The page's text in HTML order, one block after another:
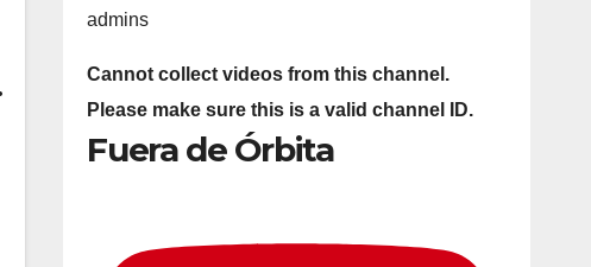
admins
Cannot collect videos from this channel.
Please make sure this is a valid channel ID.
Fuera de Órbita